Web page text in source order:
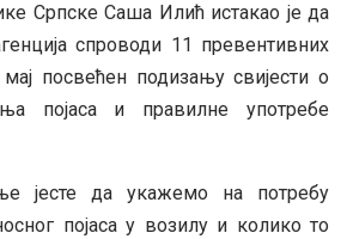
Српске Саша Илић истакао је да
спроводи 11 превентивних
посвећен подизању свијести о
појаса и правилне употребе
јесте да укажемо на потребу
појаса у возилу и колико то